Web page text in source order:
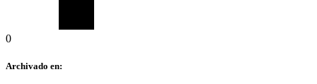
0
Archivado en: